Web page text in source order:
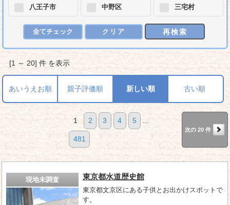
八王子市 中野区 三宅村
全てチェック クリア 再検索
[1 ～ 20] 件 を表示
あいうえお順 親子評価順 新しい順 古い順
1 2 3 4 5 ...
481
次の 20 件
現地未調査 東京都水道歴史館
東京都文京区にある子供とお出かけスポットで
す。